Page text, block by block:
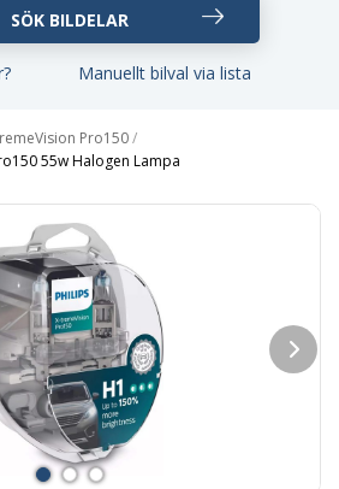
Manuellt bilval via lista
Pro150/
55w Halogen Lampa